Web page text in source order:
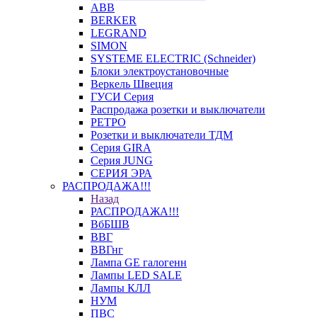
ABB
BERKER
LEGRAND
SIMON
SYSTEME ELECTRIC (Schneider)
Блоки электроустановочные
Веркель Швеция
ГУСИ Серия
Распродажа розетки и выключатели
РЕТРО
Розетки и выключатели ТДМ
Серия GIRA
Серия JUNG
СЕРИЯ ЭРА
РАСПРОДАЖА!!!
Назад
РАСПРОДАЖА!!!
ВбБШВ
ВВГ
ВВГнг
Лампа GE галогенн
Лампы LED SALE
Лампы КЛЛ
НУМ
ПВС